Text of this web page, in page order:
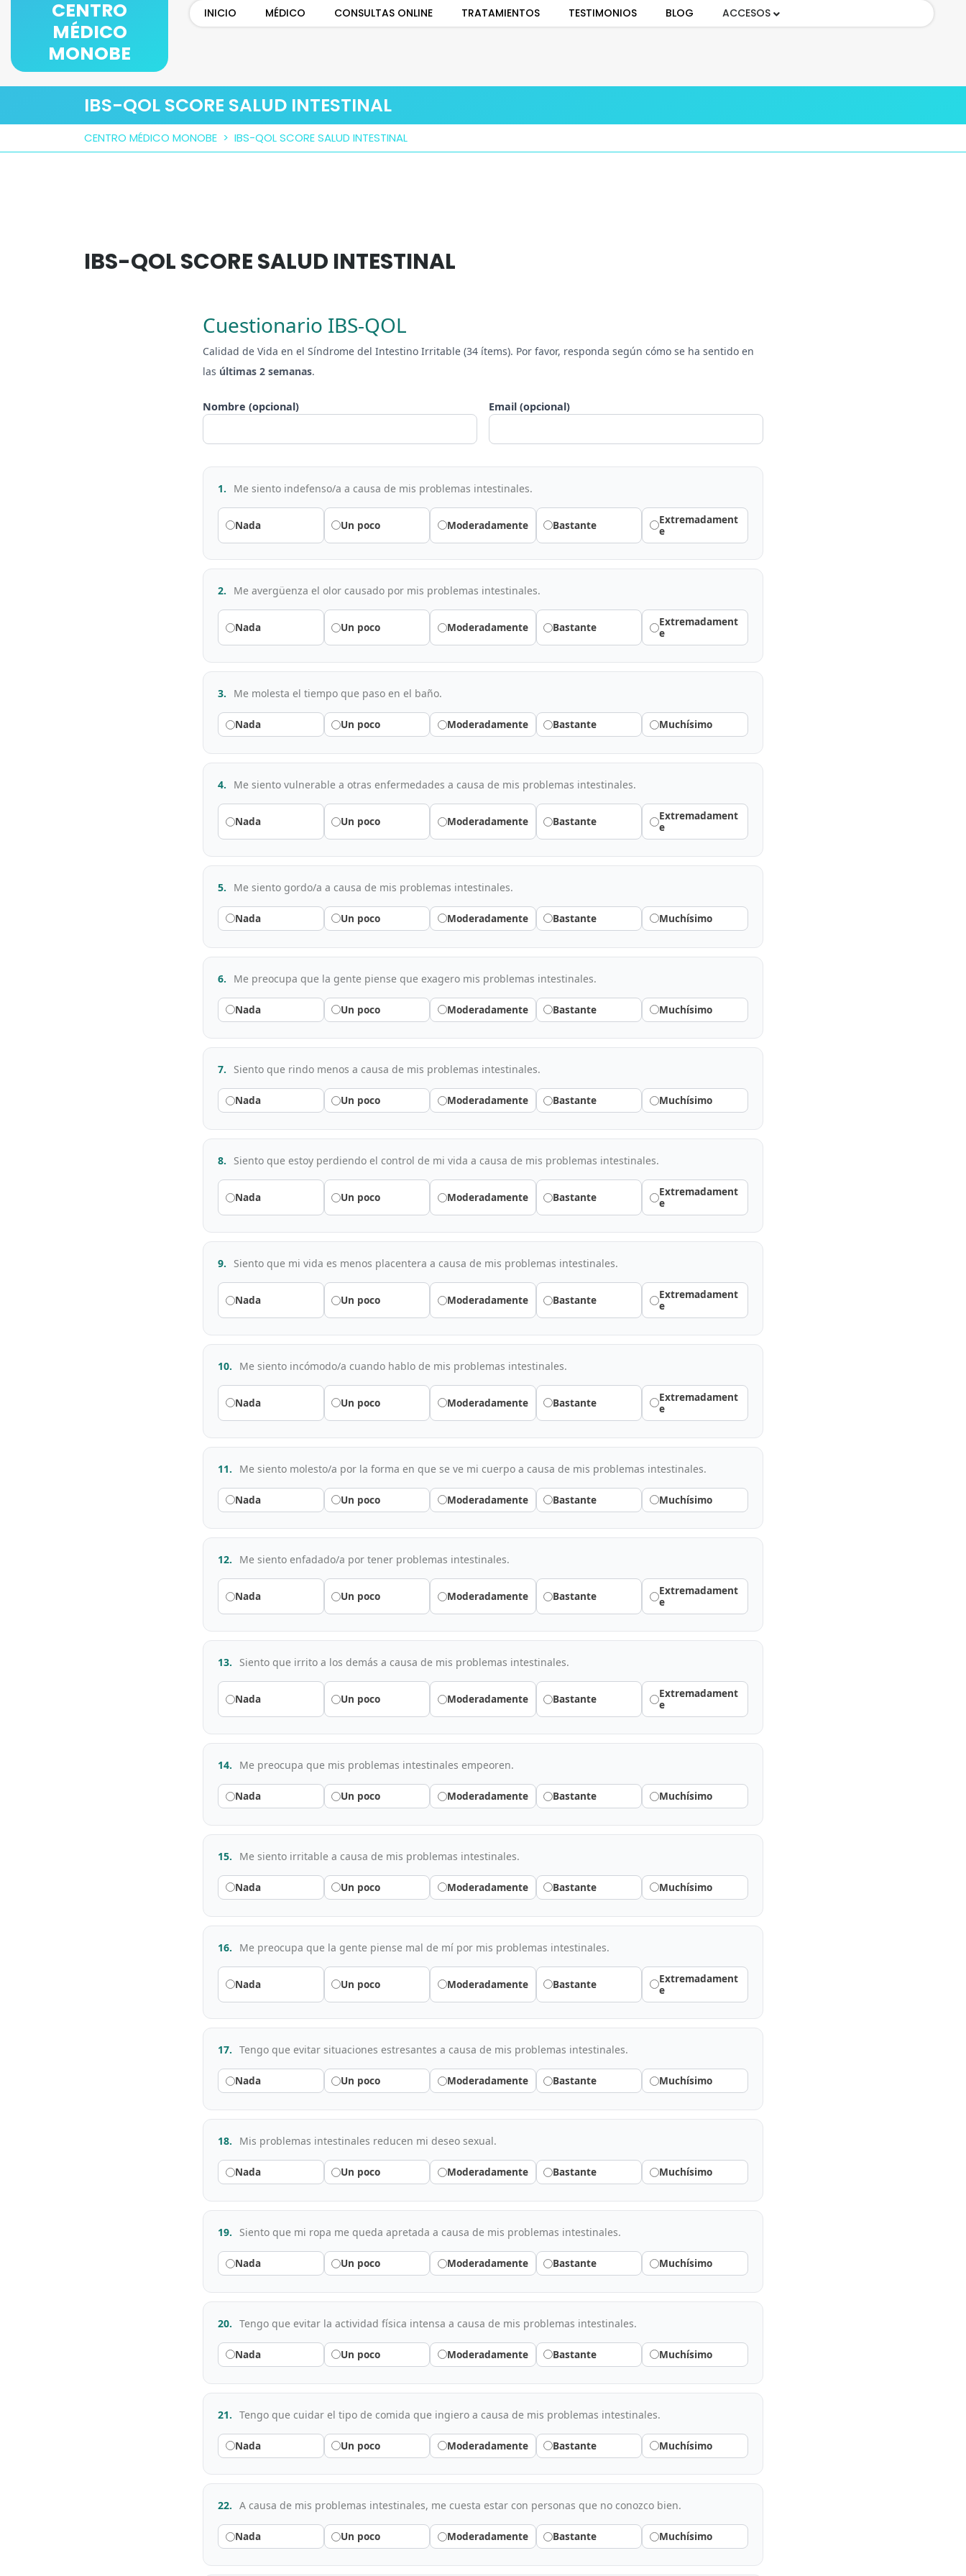
CENTRO
MÉDICO
MONOBE
INICIO MÉDICO CONSULTAS ONLINE TRATAMIENTOS TESTIMONIOS BLOG ACCESOS
IBS-QOL SCORE SALUD INTESTINAL
CENTRO MÉDICO MONOBE > IBS-QOL SCORE SALUD INTESTINAL
IBS-QOL SCORE SALUD INTESTINAL
Cuestionario IBS-QOL
Calidad de Vida en el Síndrome del Intestino Irritable (34 ítems). Por favor, responda según cómo se ha sentido en
las últimas 2 semanas.
Nombre (opcional) Email (opcional)
1. Me siento indefenso/a a causa de mis problemas intestinales.
Nada Un poco Moderadamente Bastante
Extremadament
e
2. Me avergüenza el olor causado por mis problemas intestinales.
Nada Un poco Moderadamente Bastante
Extremadament
e
3. Me molesta el tiempo que paso en el baño.
Nada Un poco Moderadamente Bastante Muchísimo
4. Me siento vulnerable a otras enfermedades a causa de mis problemas intestinales.
Nada Un poco Moderadamente Bastante
Extremadament
e
5. Me siento gordo/a a causa de mis problemas intestinales.
Nada Un poco Moderadamente Bastante Muchísimo
6. Me preocupa que la gente piense que exagero mis problemas intestinales.
Nada Un poco Moderadamente Bastante Muchísimo
7. Siento que rindo menos a causa de mis problemas intestinales.
Nada Un poco Moderadamente Bastante Muchísimo
8. Siento que estoy perdiendo el control de mi vida a causa de mis problemas intestinales.
Nada Un poco Moderadamente Bastante
Extremadament
e
9. Siento que mi vida es menos placentera a causa de mis problemas intestinales.
Nada Un poco Moderadamente Bastante
Extremadament
e
10. Me siento incómodo/a cuando hablo de mis problemas intestinales.
Nada Un poco Moderadamente Bastante
Extremadament
e
11. Me siento molesto/a por la forma en que se ve mi cuerpo a causa de mis problemas intestinales.
Nada Un poco Moderadamente Bastante Muchísimo
12. Me siento enfadado/a por tener problemas intestinales.
Nada Un poco Moderadamente Bastante
Extremadament
e
13. Siento que irrito a los demás a causa de mis problemas intestinales.
Nada Un poco Moderadamente Bastante
Extremadament
e
14. Me preocupa que mis problemas intestinales empeoren.
Nada Un poco Moderadamente Bastante Muchísimo
15. Me siento irritable a causa de mis problemas intestinales.
Nada Un poco Moderadamente Bastante Muchísimo
16. Me preocupa que la gente piense mal de mí por mis problemas intestinales.
Nada Un poco Moderadamente Bastante
Extremadament
e
17. Tengo que evitar situaciones estresantes a causa de mis problemas intestinales.
Nada Un poco Moderadamente Bastante Muchísimo
18. Mis problemas intestinales reducen mi deseo sexual.
Nada Un poco Moderadamente Bastante Muchísimo
19. Siento que mi ropa me queda apretada a causa de mis problemas intestinales.
Nada Un poco Moderadamente Bastante Muchísimo
20. Tengo que evitar la actividad física intensa a causa de mis problemas intestinales.
Nada Un poco Moderadamente Bastante Muchísimo
21. Tengo que cuidar el tipo de comida que ingiero a causa de mis problemas intestinales.
Nada Un poco Moderadamente Bastante Muchísimo
22. A causa de mis problemas intestinales, me cuesta estar con personas que no conozco bien.
Nada Un poco Moderadamente Bastante Muchísimo